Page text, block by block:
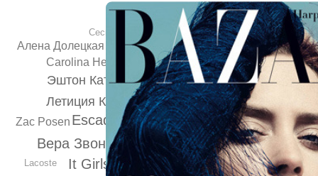
It Girls
Вера Звонарева
Escada
Летиция Каста
Эштон Катчер
Carolina Herrera
Алена Долецкая
Zac Posen
Guerlain
Lacoste
Сесилия Дин